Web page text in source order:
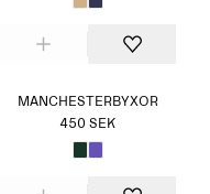
MANCHESTERBYXOR
450 SEK